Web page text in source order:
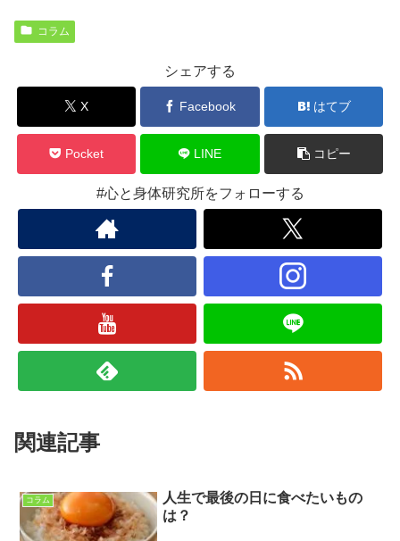
コラム
シェアする
X Facebook はてブ
Pocket LINE コピー
#心と身体研究所をフォローする
関連記事
コラム
人生で最後の日に食べたいもの
は？